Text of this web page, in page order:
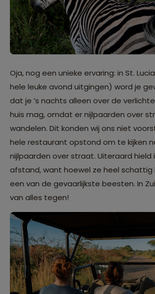
Oja, nog een unieke ervaring: in St.
hele leuke avond uitgingen) word je
dat je ’s nachts alleen over de
huis mag, omdat er nijlpaarden over
wandelen. Dit konden wij ons niet
hele restaurant opstond om te kijken
nijlpaarden over straat. Uiteraard hield
afstand, want hoewel ze heel schattig
een van de gevaarlijkste beesten. In
van alles tegen!